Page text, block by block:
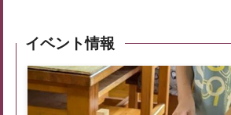
イベント情報